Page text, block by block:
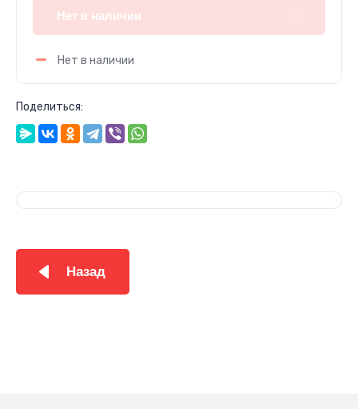
Нет в наличии
Нет в наличии
Поделиться:
Назад